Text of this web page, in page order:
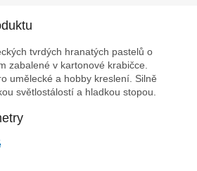
tvrdých hranatých pastelů o
zabalené v kartonové krabičce.
umělecké a hobby kreslení. Silně
světlostálostí a hladkou stopou.